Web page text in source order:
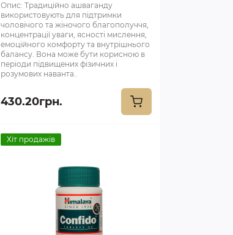
Опис: Традиційно ашваганду
використовують для підтримки
чоловічого та жіночого благополуччя,
концентрації уваги, ясності мислення,
емоційного комфорту та внутрішнього
балансу. Вона може бути корисною в
періоди підвищених фізичних і
розумових наванта..
430.20грн.
Хіт продажів